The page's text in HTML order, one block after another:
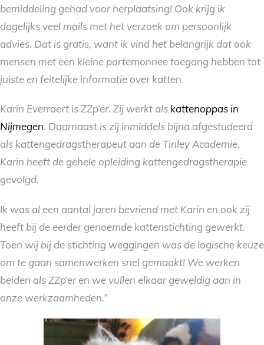
bemiddeling gehad voor herplaatsing! Ook krijg ik
dagelijks veel mails met het verzoek om persoonlijk
advies. Dat is gratis, want ik vind het belangrijk dat ook
mensen met een kleine portemonnee toegang hebben tot
juiste en feitelijke informatie over katten.
Karin Everraert is ZZp’er. Zij werkt als kattenoppas in
Nijmegen. Daarnaast is zij inmiddels bijna afgestudeerd
als kattengedragstherapeut aan de Tinley Academie.
Karin heeft de gehele opleiding kattengedragstherapie
gevolgd.
Ik was al een aantal jaren bevriend met Karin en ook zij
heeft bij de eerder genoemde kattenstichting gewerkt.
Toen wij bij de stichting weggingen was de logische keuze
om te gaan samenwerken snel gemaakt! We werken
beiden als ZZp’er en we vullen elkaar geweldig aan in
onze werkzaamheden.”